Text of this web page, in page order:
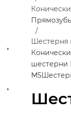
Шестерня
шестерни
М5